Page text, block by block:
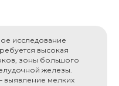
исследование
высокая
зоны большого
железы.
выявление мелких